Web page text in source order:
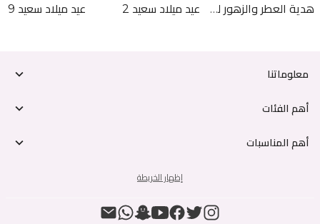
هدية العطر والزهور لعيد الميلاد 6 عيد ميلاد سعيد 2 عيد ميلاد سعيد 9
معلوماتنا
أهم الفئات
أهم المناسبات
إظهار الخريطة